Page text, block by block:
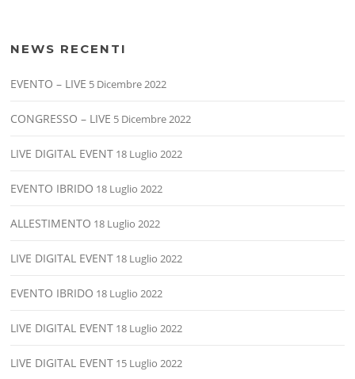
NEWS RECENTI
EVENTO – LIVE 5 Dicembre 2022
CONGRESSO – LIVE 5 Dicembre 2022
LIVE DIGITAL EVENT 18 Luglio 2022
EVENTO IBRIDO 18 Luglio 2022
ALLESTIMENTO 18 Luglio 2022
LIVE DIGITAL EVENT 18 Luglio 2022
EVENTO IBRIDO 18 Luglio 2022
LIVE DIGITAL EVENT 18 Luglio 2022
LIVE DIGITAL EVENT 15 Luglio 2022